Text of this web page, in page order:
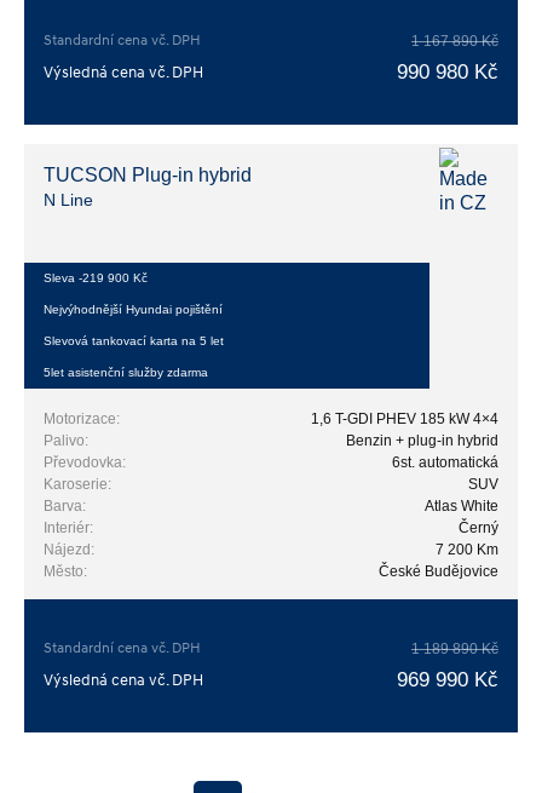
Standardní cena vč. DPH 1 167 890 Kč
Výsledná cena vč. DPH 990 980 Kč
TUCSON Plug-in hybrid
N Line
Sleva -219 900 Kč
Nejvýhodnější Hyundai pojištění
Slevová tankovací karta na 5 let
5let asistenční služby zdarma
Motorizace:
1,6 T-GDI PHEV 185 kW 4×4
Palivo:
Benzin + plug-in hybrid
Převodovka:
6st. automatická
Karoserie:
SUV
Barva:
Atlas White
Interiér:
Černý
Nájezd:
7 200 Km
Město:
České Budějovice
Standardní cena vč. DPH 1 189 890 Kč
Výsledná cena vč. DPH 969 990 Kč